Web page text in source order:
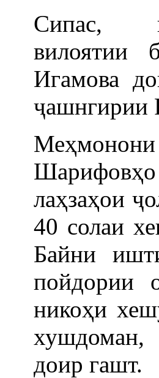
Сипас,
вилоятии
Игамова
ҷашнгирии
лаҳзаҳои
40 солаи
Байни
никоҳи
хушдоман,
доир гашт.